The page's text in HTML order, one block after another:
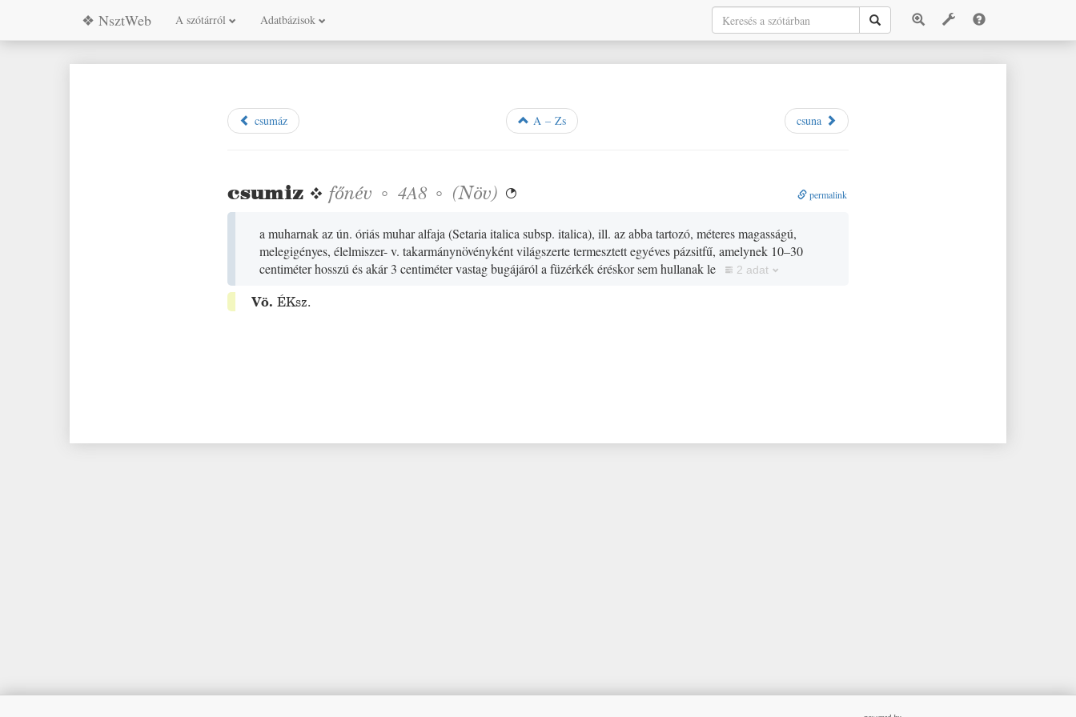
❖ NsztWeb A szótárról Adatbázisok
csumáz A – Zs csuna
csumiz ❖főnév ◦ 4A8 ◦ (Növ)  permalink
a muharnak az ún. óriás muhar alfaja (Setaria italica subsp. italica), ill. az abba tartozó, méteres magasságú,
melegigényes, élelmiszer- v. takarmánynövényként világszerte termesztett egyéves pázsitfű, amelynek 10–30
centiméter hosszú és akár 3 centiméter vastag bugájáról a füzérkék éréskor sem hullanak le
2 adat
Vö.ÉKsz.